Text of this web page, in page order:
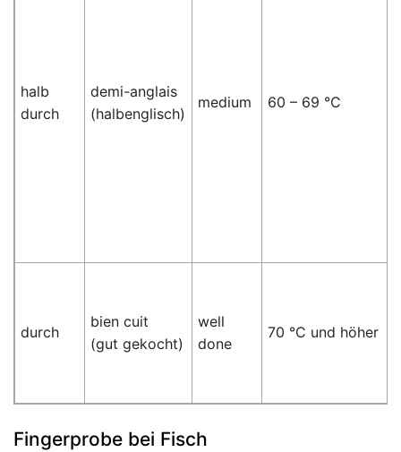
halb
durch
demi-anglais
(halbenglisch)
medium 60 – 69 °C
durch
bien cuit
(gut gekocht)
well
done
70 °C und höher
Fingerprobe bei Fisch